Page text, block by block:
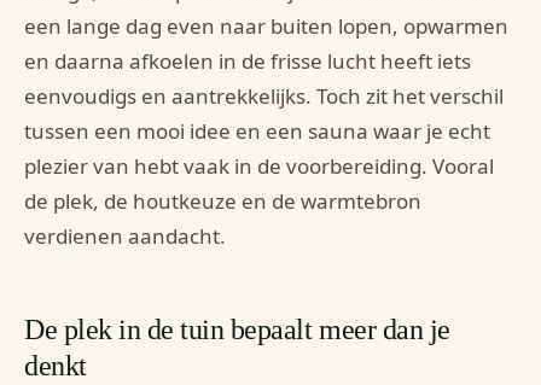
een lange dag even naar buiten lopen, opwarmen
en daarna afkoelen in de frisse lucht heeft iets
eenvoudigs en aantrekkelijks. Toch zit het verschil
tussen een mooi idee en een sauna waar je echt
plezier van hebt vaak in de voorbereiding. Vooral
de plek, de houtkeuze en de warmtebron
verdienen aandacht.
De plek in de tuin bepaalt meer dan je
denkt